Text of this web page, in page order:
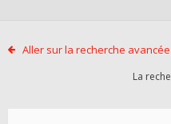
Aller sur la recherche avancée
La